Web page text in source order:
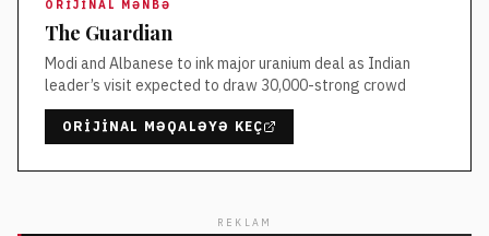
ORIJINAL MƏNBƏ
The Guardian
Modi and Albanese to ink major uranium deal as Indian
leader’s visit expected to draw 30,000-strong crowd
ORIJINAL MƏQALƏYƏ KEÇ
REKLAM